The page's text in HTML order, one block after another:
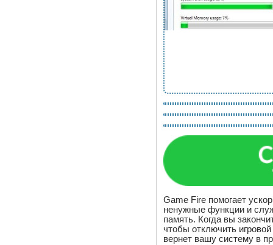
Game Fire помогает
ненужные функции и
память. Когда вы
чтобы отключить
вернет вашу систему в